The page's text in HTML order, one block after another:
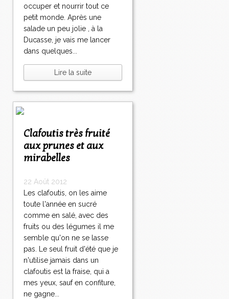
occuper et nourrir tout ce
petit monde. Après une
salade un peu jolie , à la
Ducasse, je vais me lancer
dans quelques...
Lire la suite
Clafoutis très fruité
aux prunes et aux
mirabelles
22 Août 2012
Les clafoutis, on les aime
toute l'année en sucré
comme en salé, avec des
fruits ou des légumes il me
semble qu'on ne se lasse
pas. Le seul fruit d'été que je
n'utilise jamais dans un
clafoutis est la fraise, qui a
mes yeux, sauf en confiture,
ne gagne...